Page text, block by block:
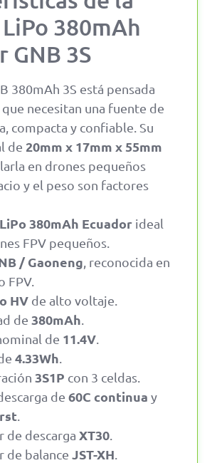
380mAh
GNB 3S
380mAh 3S está pensada
necesitan una fuente de
compacta y confiable. Su
de 20mm x 17mm x 55mm
en drones pequeños
y el peso son factores
380mAh Ecuador ideal
FPV pequeños.
/ Gaoneng , reconocida en
FPV.
HV de alto voltaje.
de 380mAh
de 11.4V
4.33Wh
3S1P con 3 celdas.
de 60C continua y
de descarga XT30
de balance JST-XH